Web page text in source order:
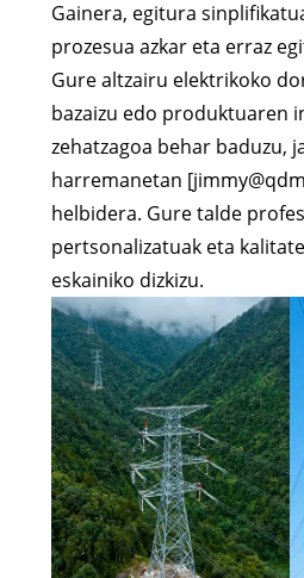
Gainera, egitura
prozesua azkar eta erraz
Gure altzairu elektrikoko
bazaizu edo produktuaren
zehatzagoa behar baduzu,
harremanetan
helbidera. Gure talde
pertsonalizatuak eta
eskainiko dizkizu.